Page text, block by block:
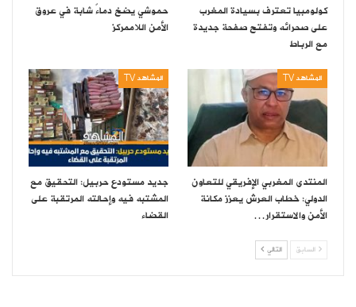
كولومبيا تعترف بسيادة المغرب
على صحرائه وتفتح صفحة جديدة
مع الرباط
حموشي يضخ دماءً شابة في عروق
الأمن اللاممركز
المشاهد TV
المنتدى المغربي الإفريقي للتعاون
الدولي: خطاب العرش يعزز مكانة
الأمن والاستقرار…
المشاهد TV
جديد مستودع حربيل: التحقيق مع
المشتبه فيه وإحالته المرتقبة على
القضاء
السابق التالي